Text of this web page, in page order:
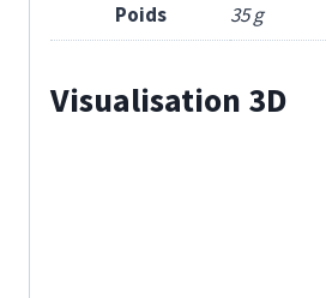
Poids 35 g
Visualisation 3D